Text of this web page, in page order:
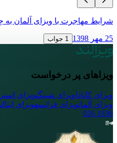
شرایط مهاجرت با ویزای آلمان
25 مهر 1398 1 جواب
ویزاهای پر درخواست
ویزای کانادا ویزای شینگنویزای
ویزای آلمانویزای فرانسهویزای
1836